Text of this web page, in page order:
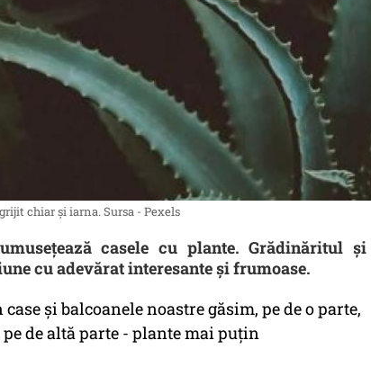
chiar și iarna. Sursa - Pexels
casele cu plante. Grădinăritul și
cu adevărat interesante și frumoase.
și balcoanele noastre găsim, pe de o parte,
de altă parte - plante mai puțin